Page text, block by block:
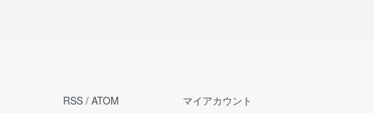
RSS / ATOM
マイアカウント